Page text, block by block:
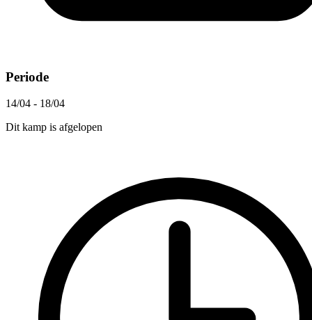
Periode
14/04 - 18/04
Dit kamp is afgelopen